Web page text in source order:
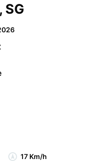
SG
17 Km/h